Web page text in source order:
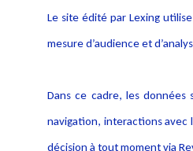
Le site édité par Lexing
mesure d’audience et
Dans ce cadre, les
navigation, interactions avec
décision à tout moment via